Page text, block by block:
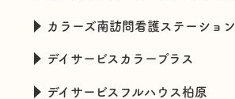
カラーズ南訪問看護ステーション
デイサービスカラープラス
デイサービスフルハウス柏原